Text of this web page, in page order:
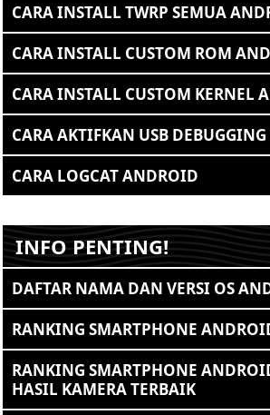
CARA INSTALL TWRP SEMUA
CARA INSTALL CUSTOM ROM
CARA INSTALL CUSTOM KERNEL
CARA AKTIFKAN USB
CARA LOGCAT ANDROID
INFO PENTING!
DAFTAR NAMA DAN VERSI OS
RANKING SMARTPHONE
RANKING SMARTPHONE
HASIL KAMERA TERBAIK